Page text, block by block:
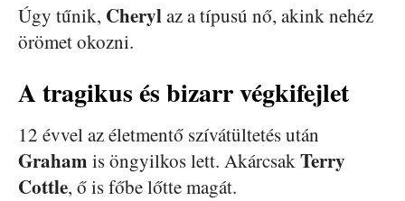
Úgy tűnik, Cherylaz a típusú nő, akink nehéz
örömet okozni.
A tragikus és bizarr végkifejlet
12 évvel az életmentő szívátültetés után
Graham is öngyilkos lett. AkárcsakTerry
Cottle, ő is főbe lőtte magát.